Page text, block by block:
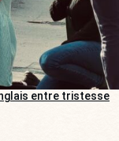
entre tristesse